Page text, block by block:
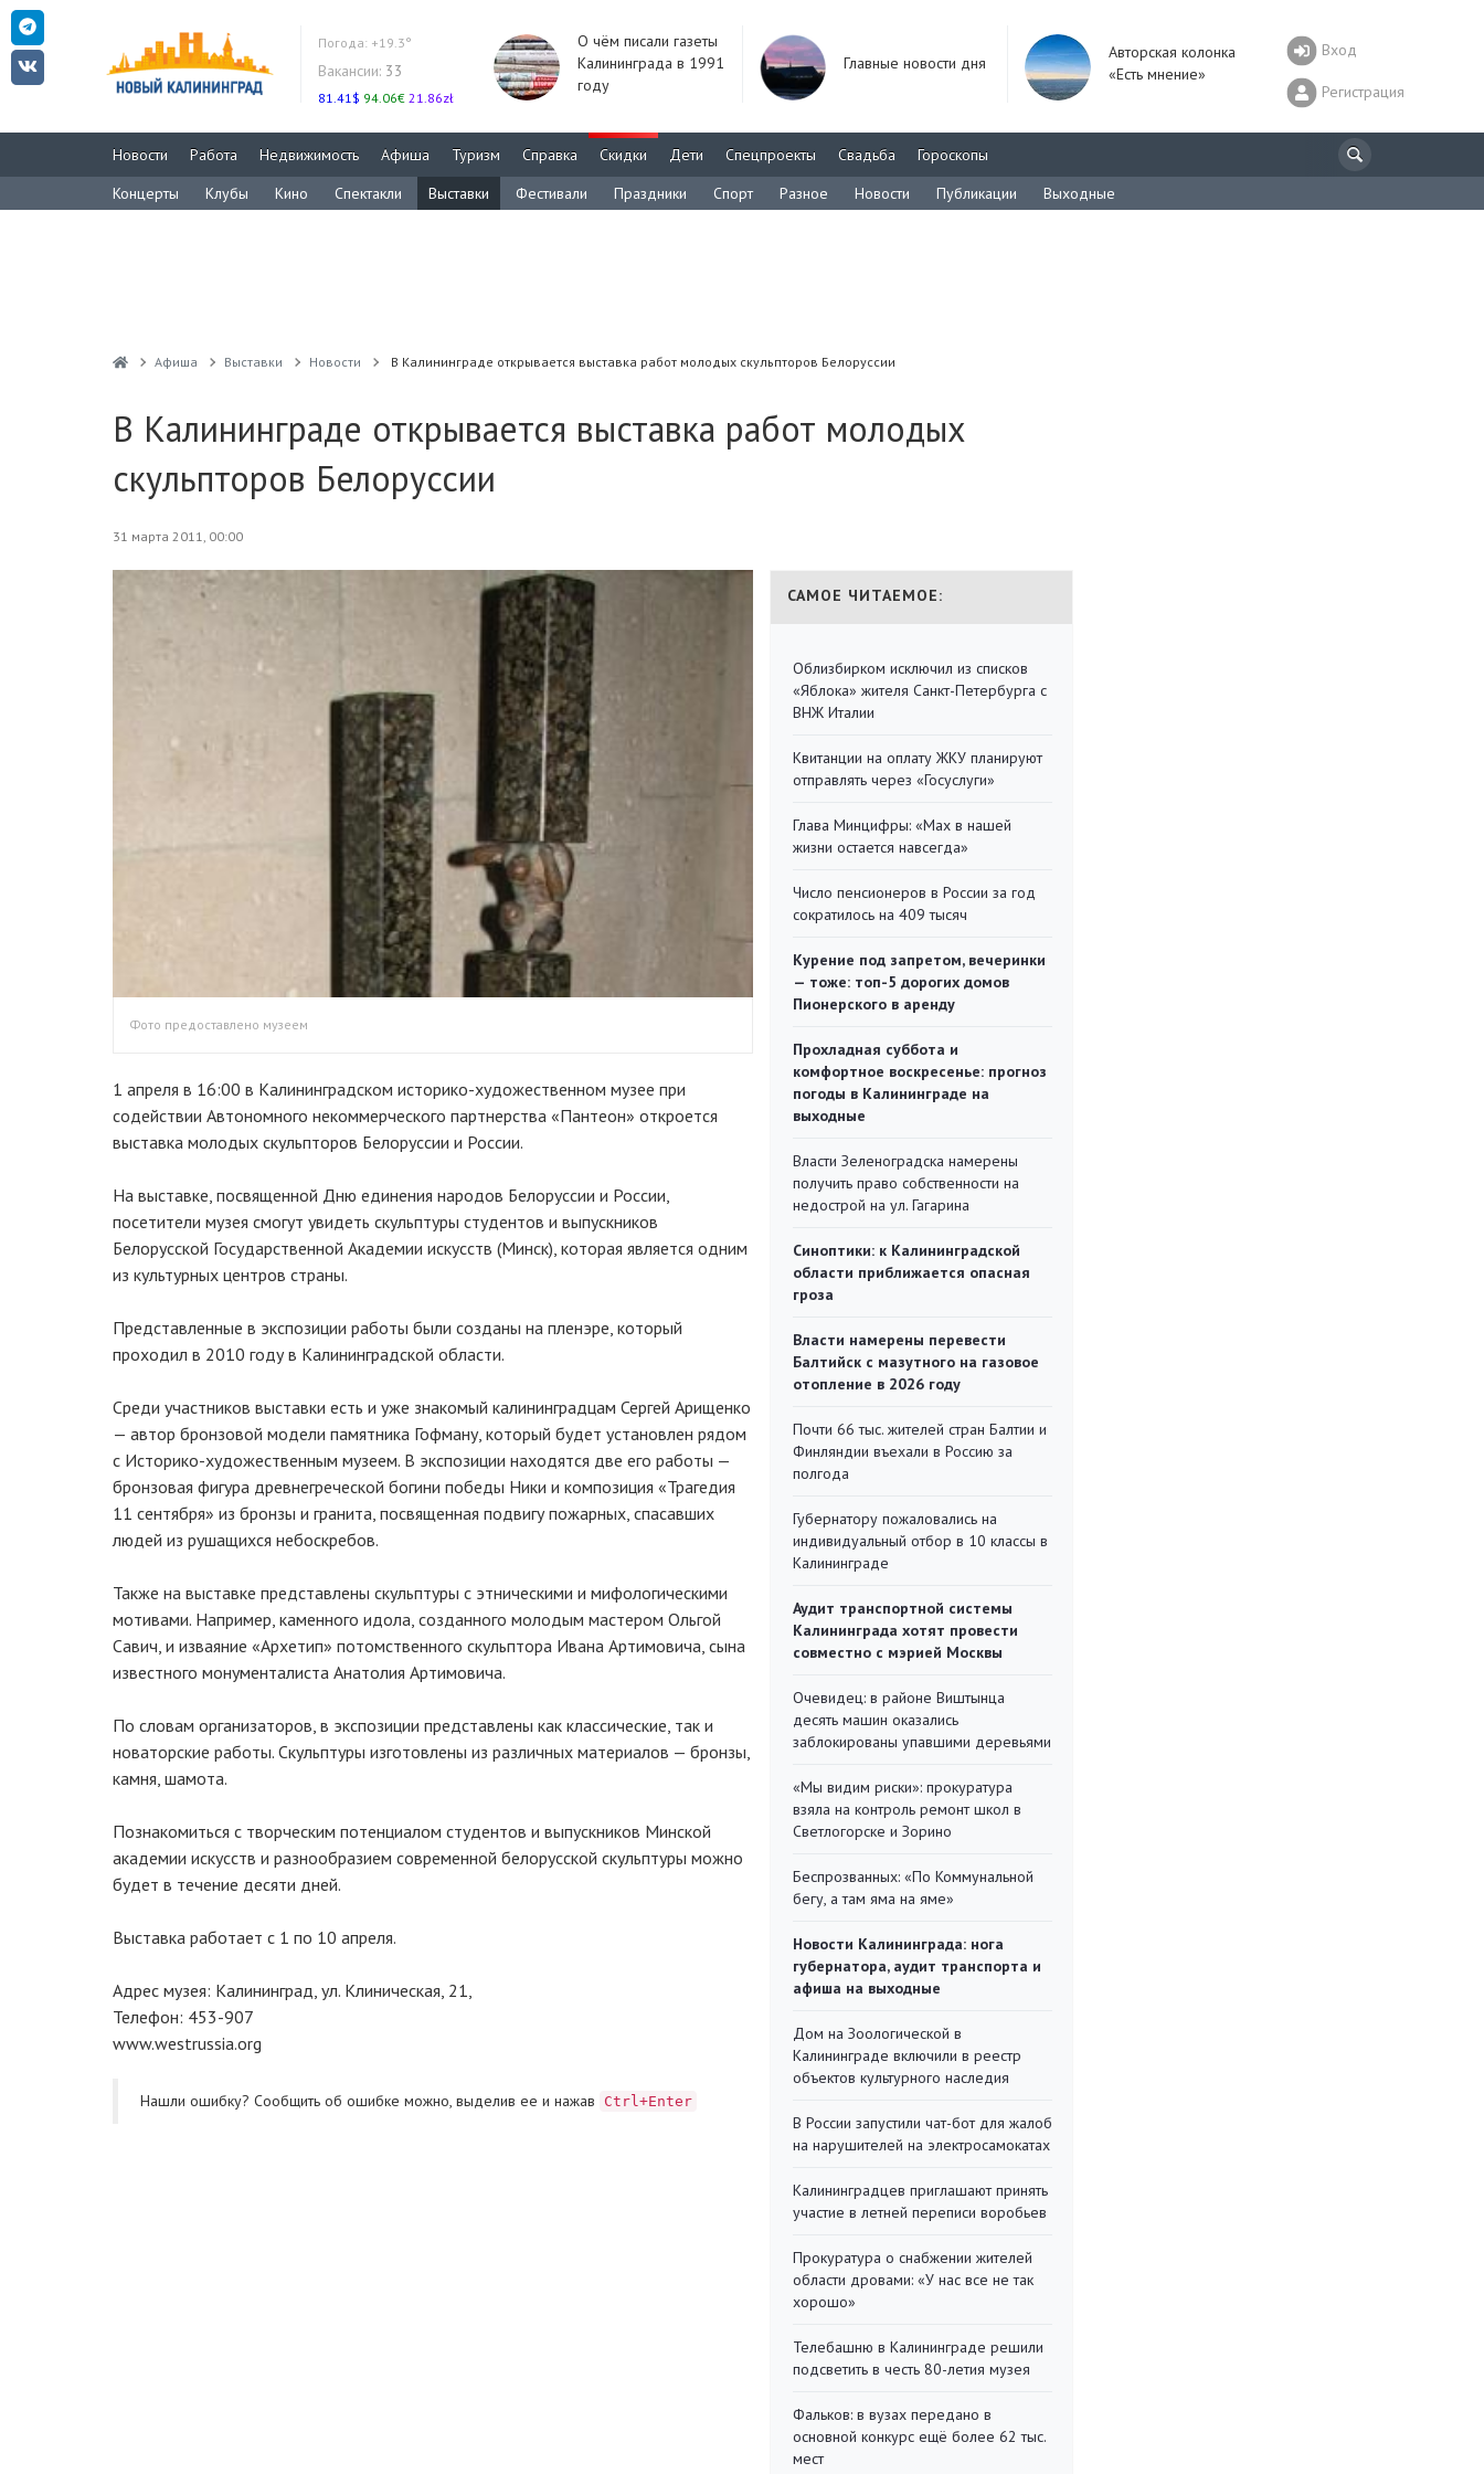
Погода: +19.3°
Вакансии: 33
81.41$ 94.06€ 21.86zł
О чём писали газеты
Калининграда в 1991
году
Главные новости дня
Авторская колонка
«Есть мнение»
Вход
Регистрация
Новости Работа Недвижимость Афиша Туризм Справка Скидки Дети Спецпроекты Свадьба
Гороскопы
Концерты
Клубы Кино Спектакли Выставки Фестивали Праздники Спорт Разное Новости Публикации Выходные
Афиша Выставки Новости В Калининграде открывается выставка работ молодых скульпторов Белоруссии
В Калининграде открывается выставка работ молодых
скульпторов Белоруссии
31 марта 2011, 00:00
Фото предоставлено музеем
1 апреля в 16:00 в Калининградском историко-художественном музее при
содействии Автономного некоммерческого партнерства «Пантеон» откроется
выставка молодых скульпторов Белоруссии и России.
На выставке, посвященной Дню единения народов Белоруссии и России,
посетители музея смогут увидеть скульптуры студентов и выпускников
Белорусской Государственной Академии искусств (Минск), которая является одним
из культурных центров страны.
Представленные в экспозиции работы были созданы на пленэре, который
проходил в 2010 году в Калининградской области.
Среди участников выставки есть и уже знакомый калининградцам Сергей Арищенко
— автор бронзовой модели памятника Гофману, который будет установлен рядом
с Историко-художественным музеем. В экспозиции находятся две его работы —
бронзовая фигура древнегреческой богини победы Ники и композиция «Трагедия
11 сентября» из бронзы и гранита, посвященная подвигу пожарных, спасавших
людей из рушащихся небоскребов.
Также на выставке представлены скульптуры с этническими и мифологическими
мотивами. Например, каменного идола, созданного молодым мастером Ольгой
Савич, и изваяние «Архетип» потомственного скульптора Ивана Артимовича, сына
известного монументалиста Анатолия Артимовича.
По словам организаторов, в экспозиции представлены как классические, так и
новаторские работы. Скульптуры изготовлены из различных материалов — бронзы,
камня, шамота.
Познакомиться с творческим потенциалом студентов и выпускников Минской
академии искусств и разнообразием современной белорусской скульптуры можно
будет в течение десяти дней.
Выставка работает с 1 по 10 апреля.
Адрес музея: Калининград, ул. Клиническая, 21,
Телефон: 453-907
www.westrussia.org
Нашли ошибку? Cообщить об ошибке можно, выделив ее и нажав Ctrl+Enter
САМОЕ ЧИТАЕМОЕ:
Облизбирком исключил из списков
«Яблока» жителя Санкт-Петербурга с
ВНЖ Италии
Квитанции на оплату ЖКУ планируют
отправлять через «Госуслуги»
Глава Минцифры: «Мах в нашей
жизни остается навсегда»
Число пенсионеров в России за год
сократилось на 409 тысяч
Курение под запретом, вечеринки
— тоже: топ-5 дорогих домов
Пионерского в аренду
Прохладная суббота и
комфортное воскресенье: прогноз
погоды в Калининграде на
выходные
Власти Зеленоградска намерены
получить право собственности на
недострой на ул. Гагарина
Синоптики: к Калининградской
области приближается опасная
гроза
Власти намерены перевести
Балтийск с мазутного на газовое
отопление в 2026 году
Почти 66 тыс. жителей стран Балтии и
Финляндии въехали в Россию за
полгода
Губернатору пожаловались на
индивидуальный отбор в 10 классы в
Калининграде
Аудит транспортной системы
Калининграда хотят провести
совместно с мэрией Москвы
Очевидец: в районе Виштынца
десять машин оказались
заблокированы упавшими деревьями
«Мы видим риски»: прокуратура
взяла на контроль ремонт школ в
Светлогорске и Зорино
Беспрозванных: «По Коммунальной
бегу, а там яма на яме»
Новости Калининграда: нога
губернатора, аудит транспорта и
афиша на выходные
Дом на Зоологической в
Калининграде включили в реестр
объектов культурного наследия
В России запустили чат-бот для жалоб
на нарушителей на электросамокатах
Калининградцев приглашают принять
участие в летней переписи воробьев
Прокуратура о снабжении жителей
области дровами: «У нас все не так
хорошо»
Телебашню в Калининграде решили
подсветить в честь 80-летия музея
Фальков: в вузах передано в
основной конкурс ещё более 62 тыс.
мест